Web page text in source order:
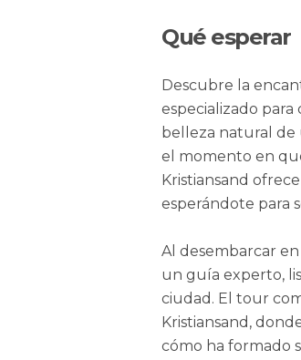
Qué esperar
Descubre la
especializado
belleza natural de
el momento en
Kristiansand
esperándote para
Al desembarcar
un guía experto,
ciudad. El tour
Kristiansand,
cómo ha formado